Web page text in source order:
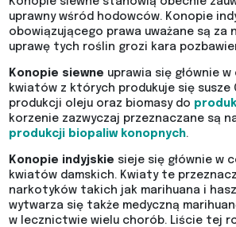
uprawny wśród hodowców. Konopie
obowiązującego prawa uważane są za
uprawę tych roślin grozi kara
Konopie siewne uprawia się głównie
kwiatów z których produkuje się susze
produkcji oleju oraz biomasy do
korzenie zazwyczaj przeznaczane są
produkcji biopaliw konopnych.
Konopie indyjskie sieje się głównie w
kwiatów damskich. Kwiaty te
narkotyków takich jak marihuana i
wytwarza się także medyczną
w lecznictwie wielu chorób. Liście tej